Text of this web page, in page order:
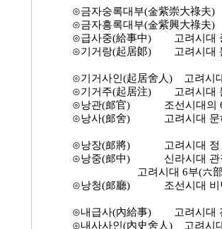
⊙금자숭록대부(金紫崇大祿夫)
⊙금자흥록대부(金紫興大祿夫)
⊙급사중(給事中) 고려시대 중
⊙기거랑(起居郞) 고려시대
⊙기거사인(起居舍人) 고려시
⊙기거주(起居注) 고려시대 문
⊙낭관(郎官) 조선시대의 6
⊙낭사(郎舍) 고려시대 문하
⊙낭장(郎將) 고려시대 정 6
⊙낭중(郎中) 신라시대 관직
고려시대 6부(六部)에
⊙낭청(郎廳) 조선시대 비변
⊙내급사(內給事) 고려시대
⊙내사사인(內史舍人) 고려시